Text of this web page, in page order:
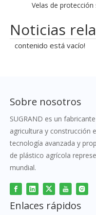
Noticias
contenido está vacío!
Sobre nosotros
SUGRAND es un
agricultura y construcción
tecnología avanzada y
de plástico agrícola
mundial.
Enlaces rápidos